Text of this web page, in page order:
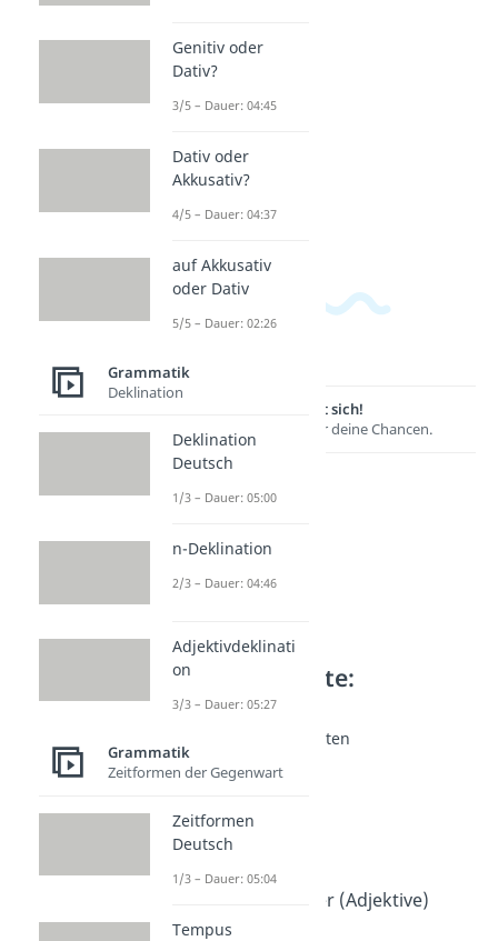
Lernen lohnt sich!
Entdecke hier deine Chancen.
Weitere Inhalte:
Grammatik
Grundschule: Wortarten
Namenwörter
Dauer: 04:31
Wiewörter
Dauer: 05:04
Tunwörter
Dauer: 03:25
Eigenschaftswörter (Adjektive)
Dauer: 04:21
Genitiv oder
Dativ?
3/5 – Dauer: 04:45
Dativ oder
Akkusativ?
4/5 – Dauer: 04:37
auf Akkusativ
oder Dativ
5/5 – Dauer: 02:26
Grammatik
Deklination
Deklination
Deutsch
1/3 – Dauer: 05:00
n-Deklination
2/3 – Dauer: 04:46
Adjektivdeklinati
on
3/3 – Dauer: 05:27
Grammatik
Zeitformen der Gegenwart
Zeitformen
Deutsch
1/3 – Dauer: 05:04
Tempus